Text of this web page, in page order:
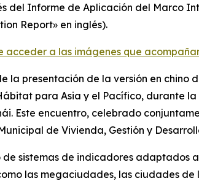
del Informe de Aplicación del Marco
Report» en inglés).
acceder a las imágenes que
la presentación de la versión en chino
para Asia y el Pacífico, durante
Este encuentro, celebrado
de Vivienda, Gestión y
sistemas de indicadores adaptados
las megaciudades, las ciudades